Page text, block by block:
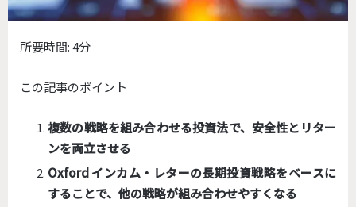
所要時間:4分
この記事のポイント
複数の戦略を組み合わせる投資法で、安全性とリター
ンを両立させる
Oxford インカム・レターの長期投資戦略をベースに
することで、他の戦略が組み合わせやすくなる